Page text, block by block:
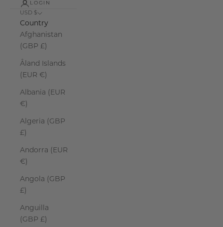
LOGIN
USD $
Country
Afghanistan
(GBP £)
Åland Islands
(EUR €)
Albania (EUR
€)
Algeria (GBP
£)
Andorra (EUR
€)
Angola (GBP
£)
Anguilla
(GBP £)